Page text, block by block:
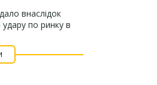
внаслідок
удару по ринку в